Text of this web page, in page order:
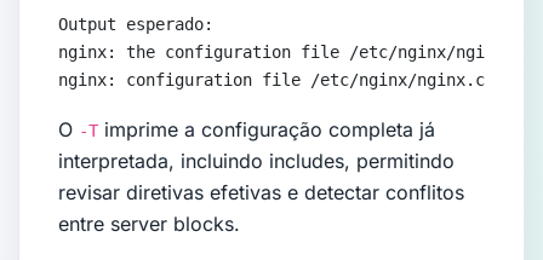
Output esperado:
nginx: the configuration file /etc/nginx/
nginx: configuration file /etc/nginx/nginx.conf
O -T imprime a configuração completa já
interpretada, incluindo includes, permitindo
revisar diretivas efetivas e detectar conflitos
entre server blocks.